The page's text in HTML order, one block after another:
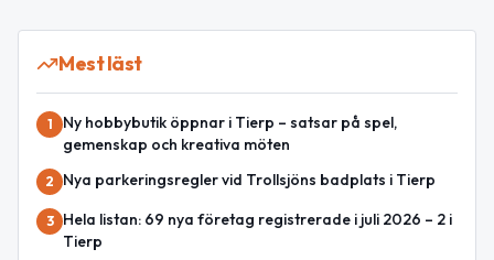
Mest läst
1
Ny hobbybutik öppnar i Tierp – satsar på spel,
gemenskap och kreativa möten
2 Nya parkeringsregler vid Trollsjöns badplats i Tierp
3
Hela listan: 69 nya företag registrerade i juli 2026 – 2 i
Tierp